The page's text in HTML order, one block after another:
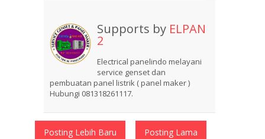
Supports by ELPAN
2
Electrical panelindo melayani
service genset dan
pembuatan panel listrik ( panel maker )
Hubungi 081318261117.
Posting Lebih Baru Posting Lama